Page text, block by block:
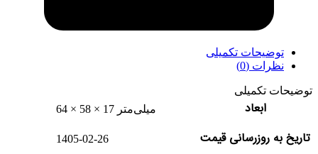
توضیحات تکمیلی
نظرات (0)
توضیحات تکمیلی
ابعاد 64 × 58 × 17 میلی‌متر
تاریخ به روزرسانی قیمت 1405-02-26